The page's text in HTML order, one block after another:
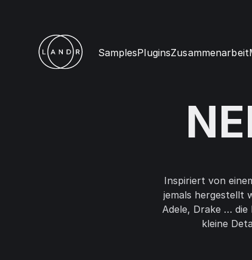
SamplesPluginsZusammenarbeit
Inspiriert von
jemals hergestellt
Adele, Drake …
kleine